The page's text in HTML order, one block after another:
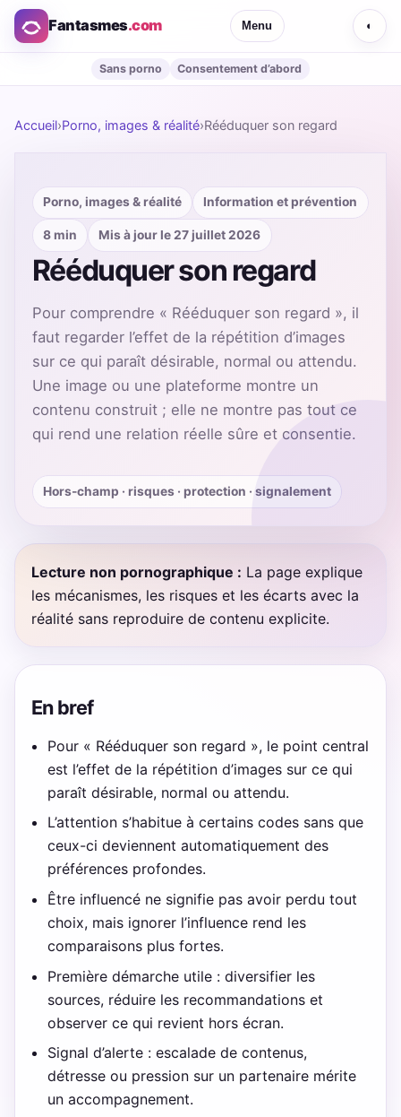
Fantasmes.com Menu ◐
Sans porno Consentement d’abord
Accueil›Porno, images & réalité›Rééduquer son regard
Porno, images & réalité Information et prévention
8 min Mis à jour le 27 juillet 2026
Rééduquer son regard
Pour comprendre « Rééduquer son regard », il
faut regarder l’effet de la répétition d’images
sur ce qui paraît désirable, normal ou attendu.
Une image ou une plateforme montre un
contenu construit ; elle ne montre pas tout ce
qui rend une relation réelle sûre et consentie.
Hors-champ · risques · protection · signalement
Lecture non pornographique : La page explique
les mécanismes, les risques et les écarts avec la
réalité sans reproduire de contenu explicite.
En bref
Pour « Rééduquer son regard », le point central
est l’effet de la répétition d’images sur ce qui
paraît désirable, normal ou attendu.
L’attention s’habitue à certains codes sans que
ceux-ci deviennent automatiquement des
préférences profondes.
Être influencé ne signifie pas avoir perdu tout
choix, mais ignorer l’influence rend les
comparaisons plus fortes.
Première démarche utile : diversifier les
sources, réduire les recommandations et
observer ce qui revient hors écran.
Signal d’alerte : escalade de contenus,
détresse ou pression sur un partenaire mérite
un accompagnement.